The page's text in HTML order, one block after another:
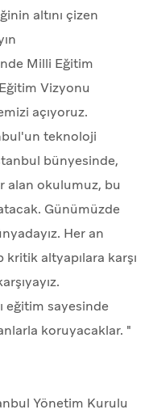
altını çizen
Milli Eğitim
Eğitim Vizyonu
açıyoruz.
teknoloji
bünyesinde,
alan okulumuz, bu
Günümüzde
Her an
altyapılara karşı
eğitim sayesinde
koruyacaklar. "
Yönetim Kurulu